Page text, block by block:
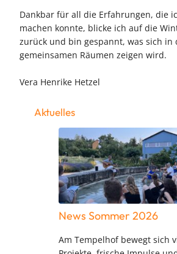
Dankbar für all die Erfahrungen, die
machen konnte, blicke ich auf die
zurück und bin gespannt, was sich in
gemeinsamen Räumen zeigen wird.
Vera Henrike Hetzel
Aktuelles
News Sommer 2026
Am Tempelhof bewegt sich